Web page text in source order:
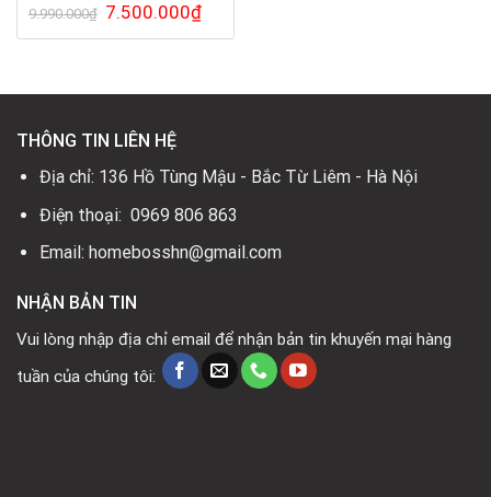
9.990.000₫ Giá
gốc
là:
7.500.000₫Giá
hiện
tại
THÔNG TIN LIÊN HỆ
Địa chỉ: 136 Hồ Tùng Mậu - Bắc Từ Liêm - Hà Nội
Điện thoại: 0969 806 863
Email: homebosshn@gmail.com
NHẬN BẢN TIN
Vui lòng nhập địa chỉ email để nhận bản tin khuyến mại hàng
tuần của chúng tôi: